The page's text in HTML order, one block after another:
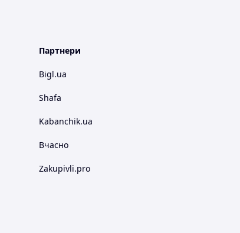
Партнери
Bigl.ua
Shafa
Kabanchik.ua
Вчасно
Zakupivli.pro